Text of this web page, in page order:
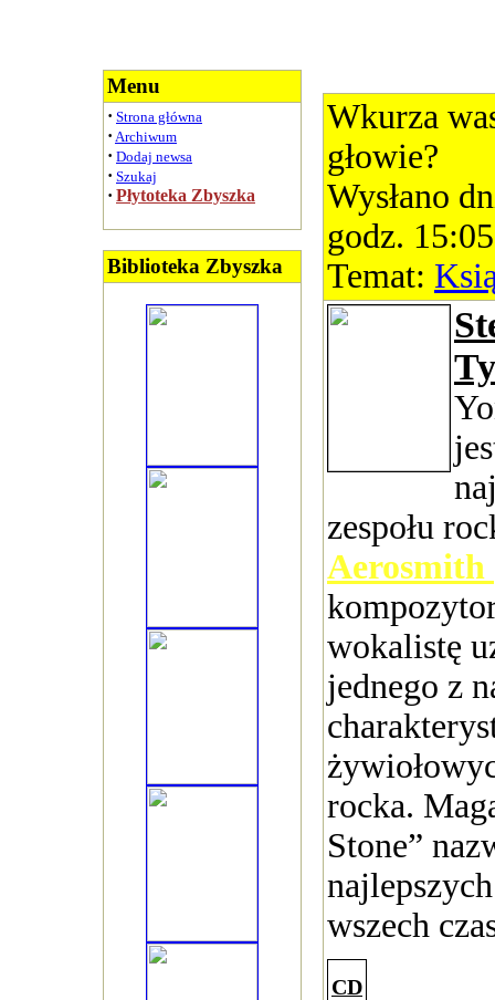
Menu
· Strona główna
· Archiwum
· Dodaj newsa
· Szukaj
· Płytoteka Zbyszka
Biblioteka Zbyszka
Wkurza
głowie?
Wysłano
godz.
Temat:
zespołu
Aerosmith
wokalistę
jednego z
rocka.
Stone”
wszech
CD